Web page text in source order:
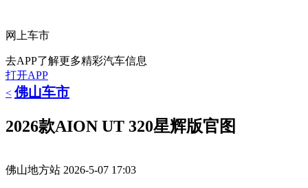
网上车市
去APP了解更多精彩汽车信息
打开APP
< 佛山车市
2026款AION UT 320星辉版官图
佛山地方站 2026-5-07 17:03